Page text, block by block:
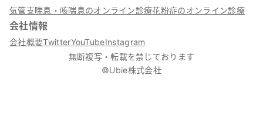
気管支喘息・咳喘息のオンライン診療花粉症のオンライン診療
会社情報
会社概要TwitterYouTubeInstagram
無断複写・転載を禁じております
©Ubie株式会社